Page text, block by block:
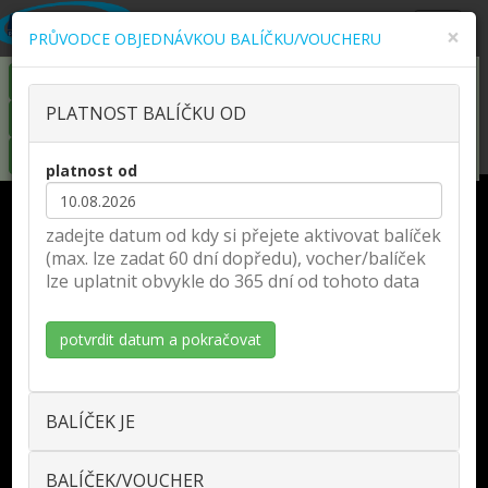
KOUPIT COOL MINI/MAXI ONLINE
KOUPIT ČLENSTVÍ ONLINE
DNES OTEVŘENO:
fitness 8:00 - 22:00
wellness 11:00 - 21:00
Husova třída 1373/13,
České Budějovice
KONTAKTY:
TEL.: volejte ZDARMA
PRO NÁVŠTĚVNÍKY:
×
PRŮVODCE OBJEDNÁVKOU BALÍČKU/VOUCHERU
PLATNOST BALÍČKU OD
platnost od
zadejte datum od kdy si přejete aktivovat balíček
(max. lze zadat 60 dní dopředu), vocher/balíček
lze uplatnit obvykle do 365 dní od tohoto data
BALÍČEK JE
BALÍČEK/VOUCHER